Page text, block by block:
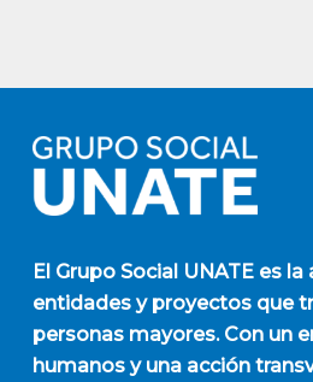
El Grupo Social UNATEes la
entidades y proyectos que
personas mayores. Con un
humanos y una acción